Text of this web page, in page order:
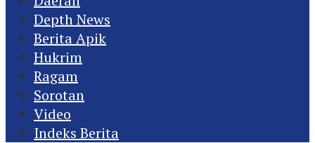
Depth News
Berita Apik
Hukrim
Ragam
Sorotan
Video
Indeks Berita